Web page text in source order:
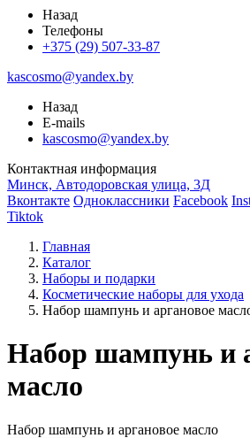
Назад
Телефоны
+375 (29) 507-33-87
kascosmo@yandex.by
Назад
E-mails
kascosmo@yandex.by
Контактная информация
Минск, Автодоровская улица, 3Д
Вконтакте Одноклассники Facebook
Tiktok
Главная
Каталог
Наборы и подарки
Косметические наборы для ухода
Набор шампунь и аргановое
Набор шампунь и
масло
Набор шампунь и аргановое масло